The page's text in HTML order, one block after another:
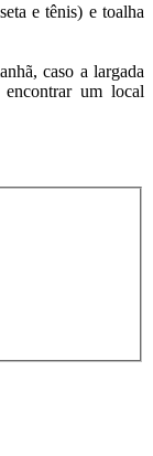
e tênis) e toalha
caso a largada
um local